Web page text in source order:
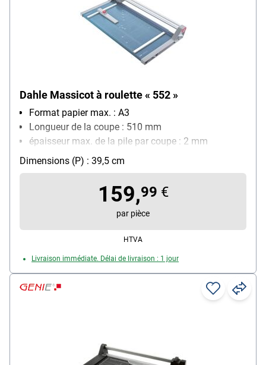
Dahle Massicot à roulette « 552 »
Format papier max. : A3
Longueur de la coupe : 510 mm
épaisseur max. de la pile par coupe : 2 mm
nombre de feuilles max. par coupe (80g/m²) : 20
Quadrillage avec différents formats : Oui
Dimensions (P) : 39,5 cm
159,99 €
par pièce
HTVA
Livraison immédiate. Délai de livraison : 1 jour